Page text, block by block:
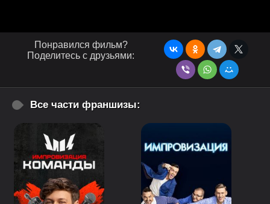
Понравился фильм?
Поделитесь с друзьями:
Все части франшизы: